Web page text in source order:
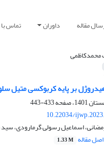
مقاله داوران تماس با
محمدکاظمی
بر پایه کربوکسی متیل
433-443
10.22034/
اسماعیل رسولی گرمارودی،
اصل مقاله 1.33 M